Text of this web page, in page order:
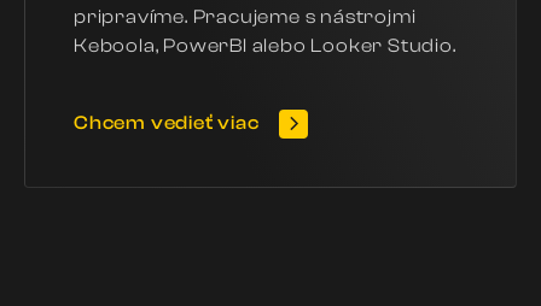
pripravíme. Pracujeme s nástrojmi
Keboola, PowerBI alebo Looker Studio.
Chcem vedieť viac